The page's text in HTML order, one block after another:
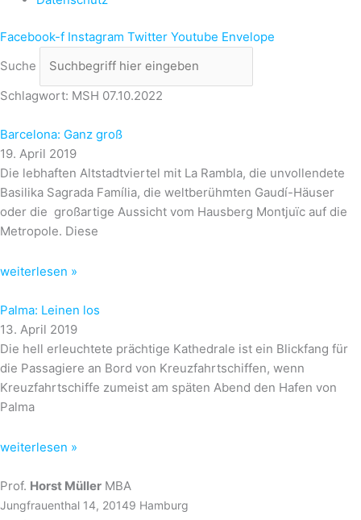
Facebook-f Instagram Twitter Youtube Envelope
Suche
Schlagwort: MSH 07.10.2022
Barcelona: Ganz groß
19. April 2019
Die lebhaften Altstadtviertel mit La Rambla, die unvollendete
Basilika Sagrada Família, die weltberühmten Gaudí-Häuser
oder die großartige Aussicht vom Hausberg Montjuïc auf die
Metropole. Diese
weiterlesen »
Palma: Leinen los
13. April 2019
Die hell erleuchtete prächtige Kathedrale ist ein Blickfang für
die Passagiere an Bord von Kreuzfahrtschiffen, wenn
Kreuzfahrtschiffe zumeist am späten Abend den Hafen von
Palma
weiterlesen »
Prof. Horst Müller MBA
Jungfrauenthal 14, 20149 Hamburg